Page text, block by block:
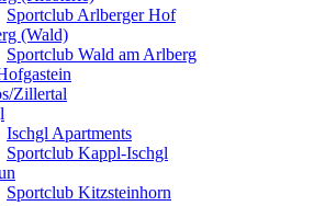
Sportclub Arlberger Hof
(Wald)
Sportclub Wald am Arlberg
Zillertal
Ischgl Apartments
Sportclub Kappl-Ischgl
Sportclub Kitzsteinhorn